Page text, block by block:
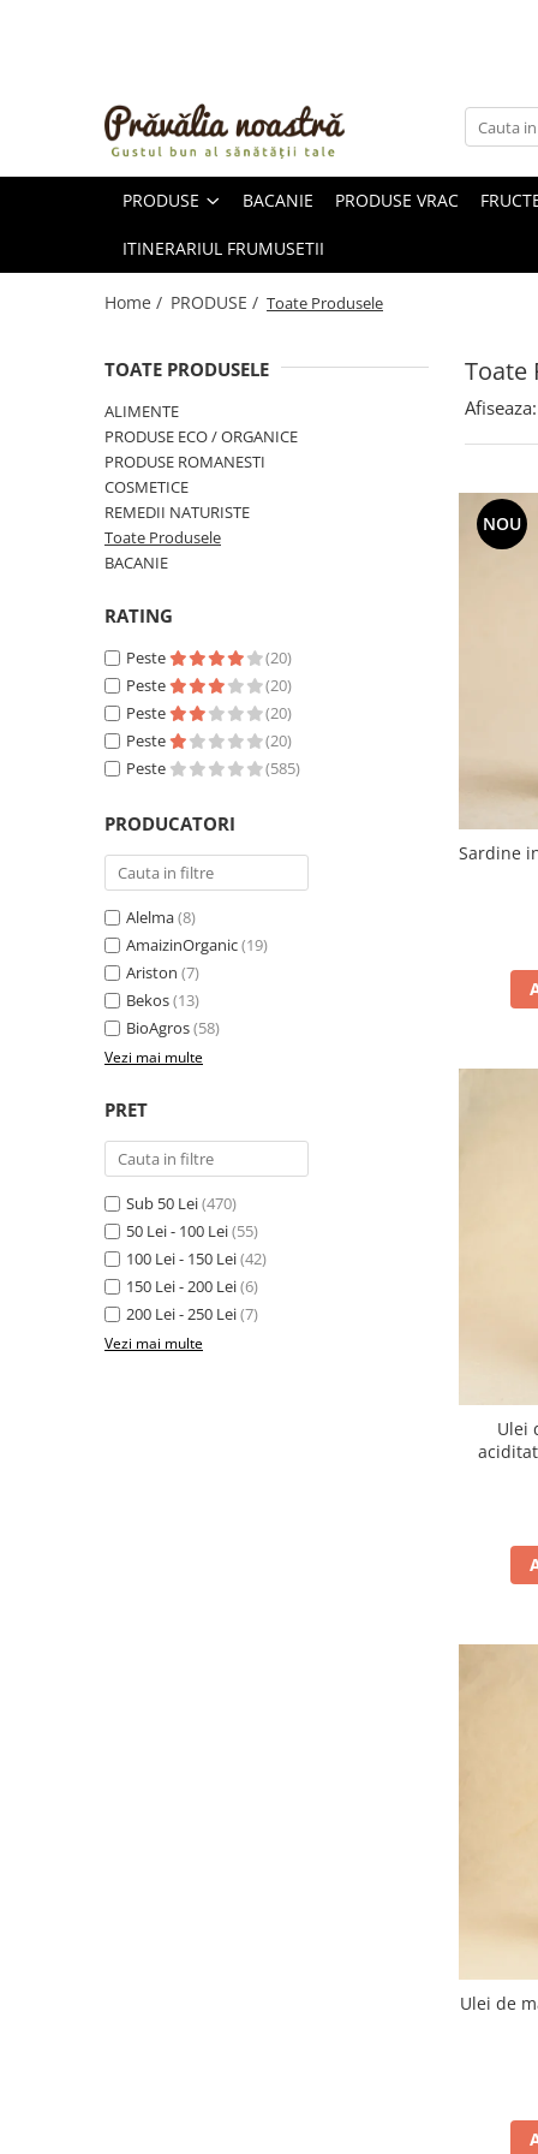
ULEIURI ȘI UNTURI
FRUCTE DESHIDRATATE
FRUCTE LA CONSERVĂ
FĂINĂ FĂRĂ GLUTEN
BĂUTURI / LAPTE VEGETAL
OREZ ȘI CEREALE
CONDIMENTE
CIOCOLATĂ ȘI CACAO
HEALTHY SNACKS
SUPERALIMENTE
PRODUSE ECO / ORGANICE
PRODUSE ROMÂNEȘTI
COSMETICE
REMEDII NATURISTE
TOATE PRODUSELE
PRODUSE BACANIE PRODUSE VRAC
ITINERARIUL FRUMUSETII
Home / PRODUSE / Toate Produsele
Toate
TOATE PRODUSELE
ALIMENTE
PRODUSE ECO / ORGANICE
PRODUSE ROMANESTI
COSMETICE
REMEDII NATURISTE
Toate Produsele
BACANIE
RATING
Peste
(20)
Peste
(20)
Peste
(20)
Peste
(20)
Peste
(585)
PRODUCATORI
Alelma(8)
AmaizinOrganic(19)
Ariston (7)
Bekos(13)
BioAgros(58)
Vezi mai multe
PRET
Sub 50 Lei(470)
50 Lei - 100 Lei(55)
100 Lei - 150 Lei(42)
150 Lei - 200 Lei(6)
200 Lei - 250 Lei(7)
Vezi mai multe
Afiseaza:
NOU
Sardine
Ulei
Ulei de